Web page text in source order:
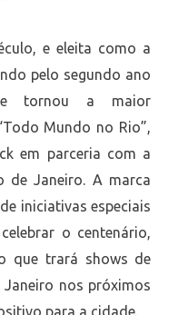
e eleita como a
pelo segundo ano
tornou a maior
Mundo no Rio”,
em parceria com a
de Janeiro. A marca
iniciativas especiais
o centenário,
que trará shows de
nos próximos
para a cidade.